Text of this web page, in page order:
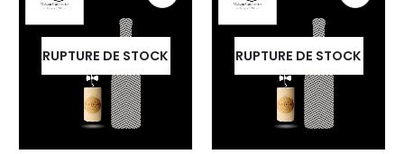
RUPTURE DE STOCK RUPTURE DE STOCK